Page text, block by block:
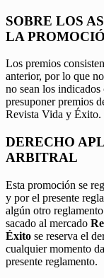
SOBRE LOS
LA
Los premios
anterior, por lo que
no sean los indicados
presuponer premios
Revista Vida y Éxito.
DERECHO
ARBITRAL
Esta promoción se
y por el presente
algún otro
sacado al mercado
Éxito se reserva el
cualquier momento
presente reglamento.